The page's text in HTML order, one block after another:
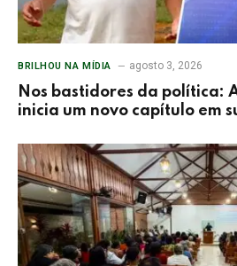
BRILHOU NA MÍDIA agosto 3, 2026
Nos bastidores da política:
inicia um novo capítulo em